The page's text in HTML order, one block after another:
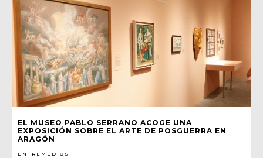
EL MUSEO PABLO SERRANO ACOGE UNA
EXPOSICIÓN SOBRE EL ARTE DE POSGUERRA EN
ARAGÓN
ENTREMEDIOS